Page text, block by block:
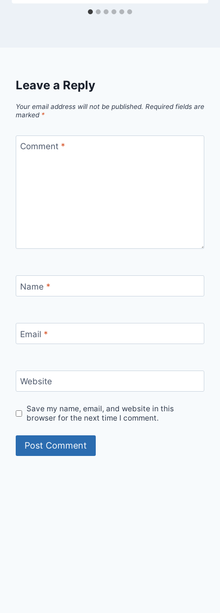
Leave a Reply
Your email address will not be published. Required fields are
marked *
Comment *
Name *
Email *
Website
Save my name, email, and website in this
browser for the next time I comment.